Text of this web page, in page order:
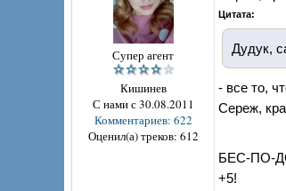
Супер агент
Кишинев
С нами с 30.08.2011
Комментариев: 622
Оценил(а) треков: 612
Цитата:
Дудук,
- все то,
Сереж,
БЕС-ПО-
+5!